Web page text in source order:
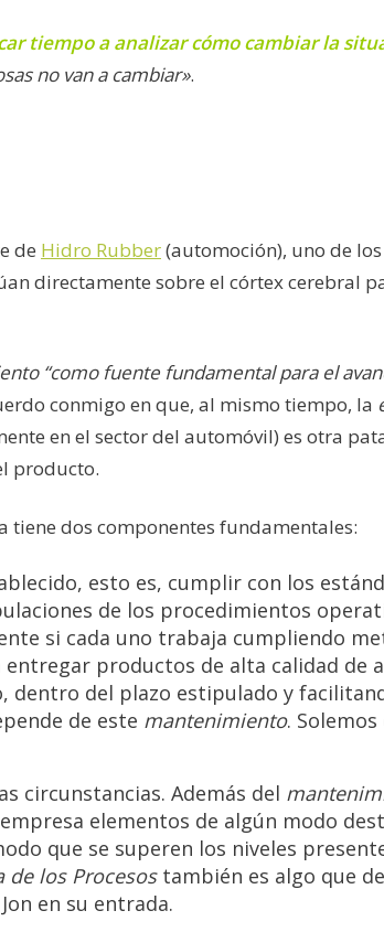
tiempo a analizar cómo cambiar la
no van a cambiar».
de Hidro Rubber(automoción), uno de
directamente sobre el córtex cerebral
“como fuente fundamental para el
conmigo en que, al mismo tiempo, la
en el sector del automóvil) es otra
producto.
dos componentes fundamentales:
esto es, cumplir con los
de los procedimientos
si cada uno trabaja cumpliendo
productos de alta calidad de
dentro del plazo estipulado y
de este mantenimiento.
circunstancias. Además del
elementos de algún modo
que se superen los niveles
de los Procesostambién es algo que
en su entrada.